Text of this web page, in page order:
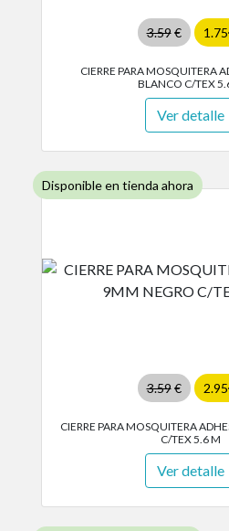
3.59€
CIERRE PARA MOSQUITERA
BLANCO C/TEX
Ver detalle
Disponible en tienda ahora
3.59€
CIERRE PARA MOSQUITERA
C/TEX 5.6 M
Ver detalle